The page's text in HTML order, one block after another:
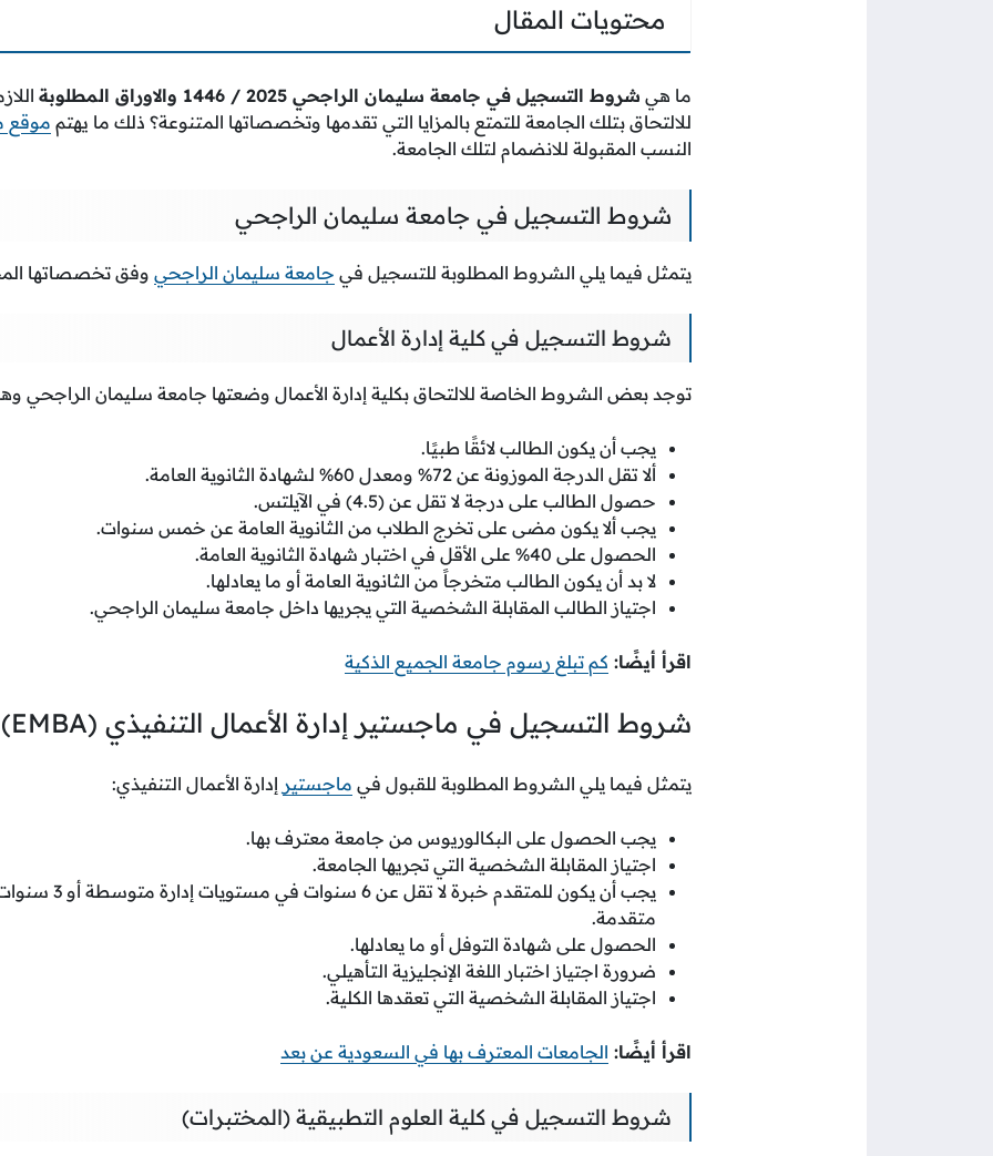
محتويات المقال
ما هي شروط التسجيل في جامعة سليمان الراجحي 2025 / 1446 والاوراق المطلوبة
للالتحاق بتلك الجامعة للتمتع بالمزايا التي تقدمها وتخصصاتها المتنوعة؟ ذلك ما يهتم موقع
النسب المقبولة للانضمام لتلك الجامعة.
شروط التسجيل في جامعة سليمان الراجحي
يتمثل فيما يلي الشروط المطلوبة للتسجيل في جامعة سليمان الراجحي وفق تخصصاتها
شروط التسجيل في كلية إدارة الأعمال
توجد بعض الشروط الخاصة للالتحاق بكلية إدارة الأعمال وضعتها جامعة سليمان الراجحي
يجب أن يكون الطالب لائقًا طبيًا.
ألا تقل الدرجة الموزونة عن 72% ومعدل 60% لشهادة الثانوية العامة.
حصول الطالب على درجة لا تقل عن (4.5) في الآيلتس.
يجب ألا يكون مضى على تخرج الطلاب من الثانوية العامة عن خمس سنوات.
الحصول على 40% على الأقل في اختبار شهادة الثانوية العامة.
لا بد أن يكون الطالب متخرجاً من الثانوية العامة أو ما يعادلها.
اجتياز الطالب المقابلة الشخصية التي يجريها داخل جامعة سليمان الراجحي.
اقرأ أيضًا: كم تبلغ رسوم جامعة الجميع الذكية
شروط التسجيل في ماجستير إدارة الأعمال التنفيذي (EMBA)
يتمثل فيما يلي الشروط المطلوبة للقبول في ماجستير إدارة الأعمال التنفيذي:
يجب الحصول على البكالوريوس من جامعة معترف بها.
اجتياز المقابلة الشخصية التي تجريها الجامعة.
يجب أن يكون للمتقدم
متقدمة.
الحصول على شهادة التوفل أو ما يعادلها.
ضرورة اجتياز اختبار اللغة الإنجليزية التأهيلي.
اجتياز المقابلة الشخصية التي تعقدها الكلية.
اقرأ أيضًا: الجامعات المعترف بها في السعودية عن بعد
شروط التسجيل في كلية العلوم التطبيقية (المختبرات)